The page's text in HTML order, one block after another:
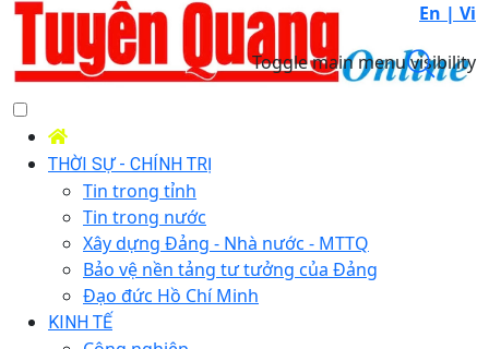
En | Vi
Toggle main menu visibility
THỜI SỰ - CHÍNH TRỊ
Tin trong tỉnh
Tin trong nước
Xây dựng Đảng - Nhà nước - MTTQ
Bảo vệ nền tảng tư tưởng của Đảng
Đạo đức Hồ Chí Minh
KINH TẾ